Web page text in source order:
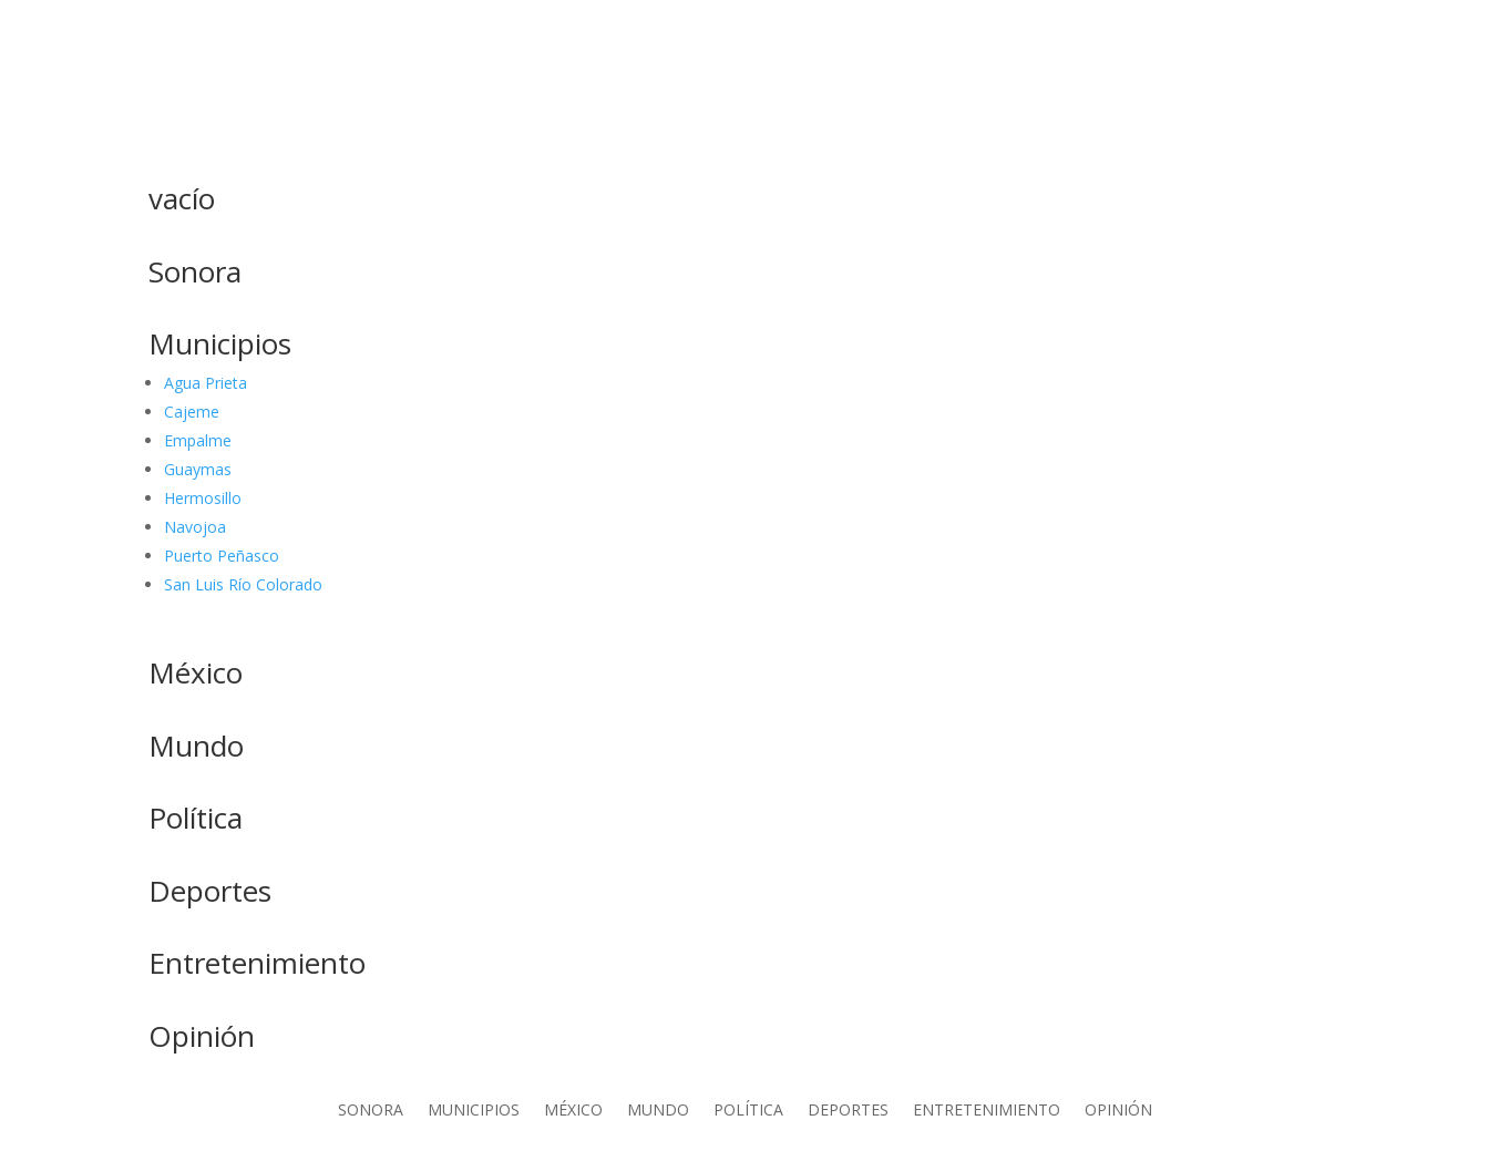
vacío
Sonora
Municipios
Agua Prieta
Cajeme
Empalme
Guaymas
Hermosillo
Navojoa
Puerto Peñasco
San Luis Río Colorado
México
Mundo
Política
Deportes
Entretenimiento
Opinión
SONORA MUNICIPIOS MÉXICO MUNDO POLÍTICA DEPORTES ENTRETENIMIENTO OPINIÓN